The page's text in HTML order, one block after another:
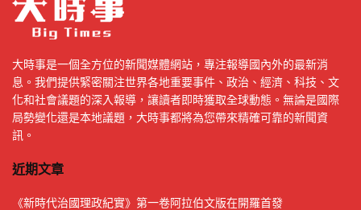
大時事是一個全方位的新聞媒體網站，專注報導國內外的最新消
息。我們提供緊密關注世界各地重要事件、政治、經濟、科技、文
化和社會議題的深入報導，讓讀者即時獲取全球動態。無論是國際
局勢變化還是本地議題，大時事都將為您帶來精確可靠的新聞資
訊。
近期文章
《新時代治國理政紀實》第一卷阿拉伯文版在開羅首發